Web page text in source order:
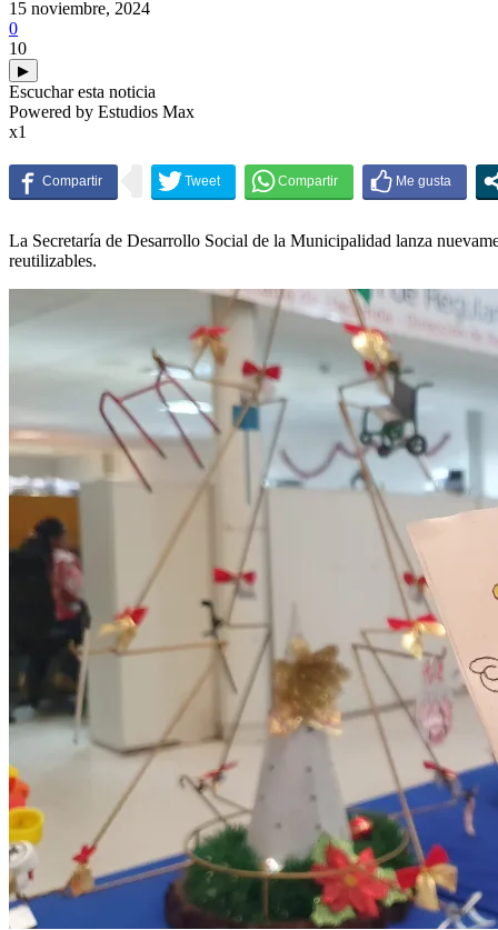
15 noviembre, 2024
0
10
▶
Escuchar esta noticia
Powered by Estudios Max
x1
La Secretaría de Desarrollo Social de la Municipalidad lanza
reutilizables.